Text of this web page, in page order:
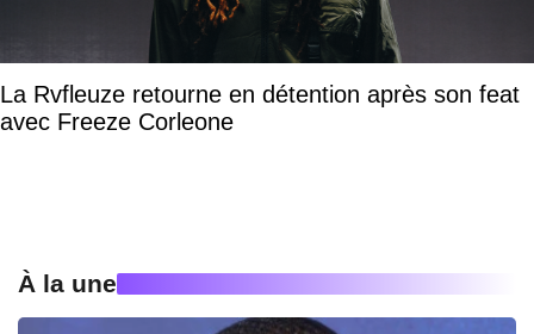
La Rvfleuze retourne en détention après son feat
avec Freeze Corleone
À la une